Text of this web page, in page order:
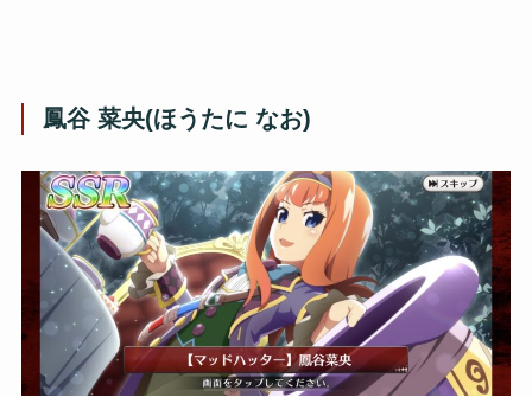
鳳谷 菜央(ほうたに なお)